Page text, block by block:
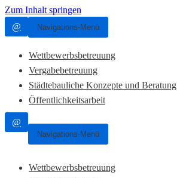
Zum Inhalt springen
@
Navigations-Menü
Wettbewerbsbetreuung
Vergabebetreuung
Städtebauliche Konzepte und Beratung
Öffentlichkeitsarbeit
@
Navigations-Menü
Wettbewerbsbetreuung